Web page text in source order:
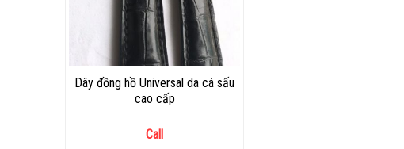
Dây đồng hồ Universal da cá sấu
cao cấp
Call